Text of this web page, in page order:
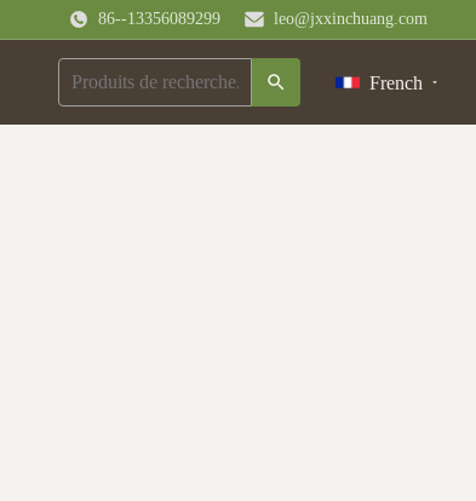
86--13356089299 leo@jxxinchuang.com
French